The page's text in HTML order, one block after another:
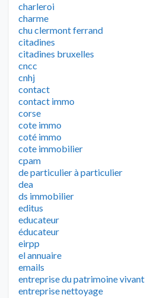
charleroi
charme
chu clermont ferrand
citadines
citadines bruxelles
cncc
cnhj
contact
contact immo
corse
cote immo
coté immo
cote immobilier
cpam
de particulier à particulier
dea
ds immobilier
editus
educateur
éducateur
eirpp
el annuaire
emails
entreprise du patrimoine vivant
entreprise nettoyage